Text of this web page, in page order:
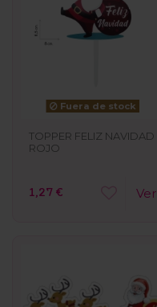
Fuera de stock
TOPPER FELIZ NAVIDAD
ROJO
1,27 € Ver